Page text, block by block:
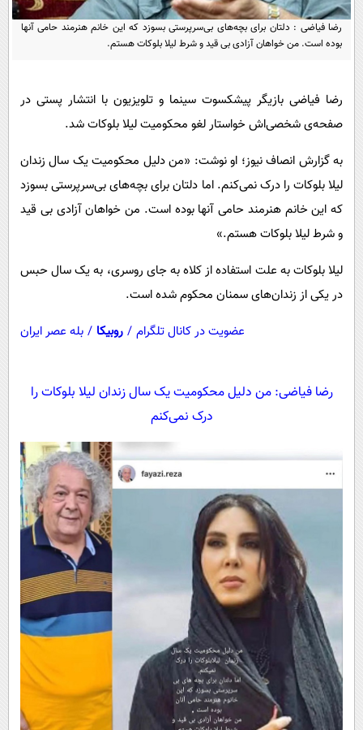
مجله تصویری سلاح
ورزش
سیاست
فناوری
گوناگون
حوادث
محیط زیست
حیات وحش
خواندنی ها و دیدنی ها
داستان کوتاه
روانشناسی
آشپزی
دانلود
آموزش زبان
رضا فیاضی : دلتان برای بچه‌های بی‌سرپرستی بسوزد که این خانم هنرمند حامی آنها
بوده است. من خواهان آزادی بی قید و شرط لیلا بلوکات هستم.
رضا فیاضی بازیگر پیشکسوت سینما و تلویزیون با انتشار پستی در
صفحه‌ی شخصی‌اش خواستار لغو محکومیت لیلا بلوکات شد.
به گزارش انصاف نیوز؛ او نوشت: «من دلیل محکومیت یک سال زندان
لیلا بلوکات را درک نمی‌کنم. اما دلتان برای بچه‌های بی‌سرپرستی بسوزد
که این خانم هنرمند حامی آنها بوده است. من خواهان آزادی بی قید
و شرط لیلا بلوکات هستم.»
لیلا بلوکات به علت استفاده از کلاه به جای روسری، به یک سال حبس
در یکی از زندان‌های سمنان محکوم شده است.
عضویت در کانال تلگرام / روبیکا / بله عصر ایران
رضا فیاضی: من دلیل محکومیت یک سال زندان لیلا بلوکات را
درک نمی‌کنم